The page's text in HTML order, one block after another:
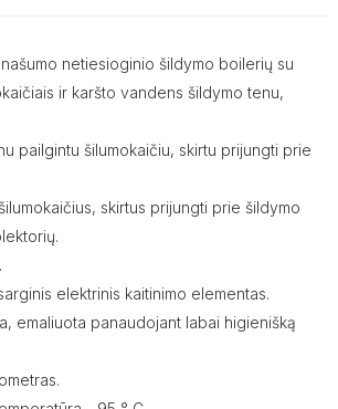
netiesioginio šildymo boilerių su
ir karšto vandens šildymo tenu,
pailgintu šilumokaičiu, skirtu prijungti prie
skirtus prijungti prie šildymo
elektrinis kaitinimo elementas.
emaliuota panaudojant labai higienišką